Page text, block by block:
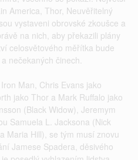
America, Thor, Neuvěřitelný
vystaveni obrovské zkoušce a
na nich, aby překazili plány
celosvětového měřítka bude
nečekaných činech.
Man, Chris Evans jako
jako Thor a Mark Ruffalo jako
(Black Widow), Jeremym
Samuela L. Jacksona (Nick
Maria Hill), se tým musí znovu
Jamese Spadera, děsivého